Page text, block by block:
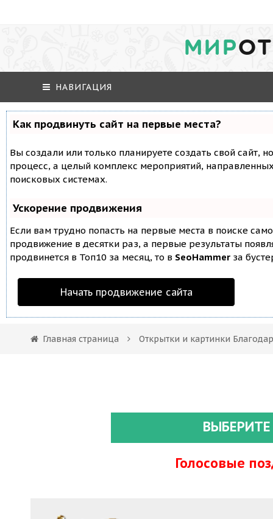
МИР
НАВИГАЦИЯ
Как продвинуть сайт на первые места?
Вы создали или только планируете создать свой сайт,
процесс, а целый комплекс мероприятий,
поисковых системах.
Ускорение продвижения
Если вам трудно попасть на первые места в поиске
продвижение в десятки раз, а первые результаты
продвинется в Топ10 за месяц, то в SeoHammer за
Начать продвижение сайта
Главная страница Открытки и картинки
Голосовые